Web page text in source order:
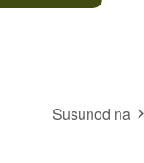
Susunod na